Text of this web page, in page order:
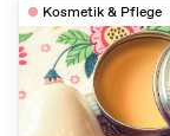
Kosmetik & Pflege